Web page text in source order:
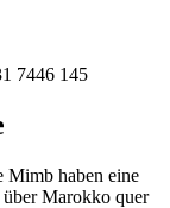
7446 145
Mimb haben eine
Marokko quer